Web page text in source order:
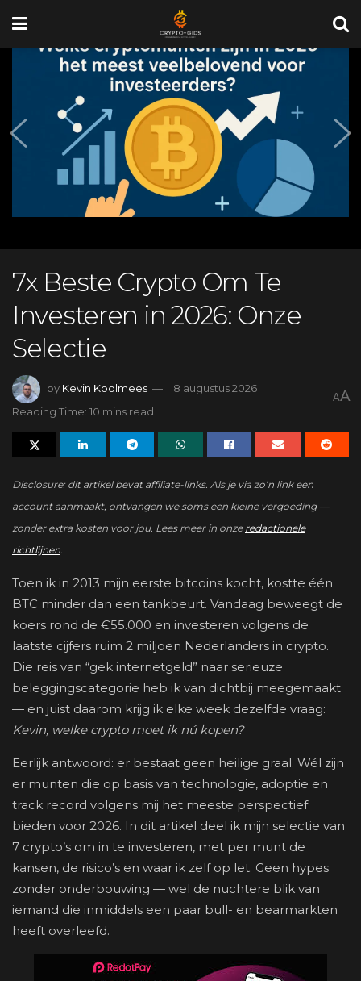
7x Beste Crypto Om Te
Investeren in 2026: Onze
Selectie
by Kevin Koolmees
8 augustus 2026
Reading Time: 10 mins read
AA
Disclosure: dit artikel bevat affiliate-links. Als je via zo’n link een
account aanmaakt, ontvangen we soms een kleine vergoeding —
zonder extra kosten voor jou. Lees meer in onze redactionele
richtlijnen.
Toen ik in 2013 mijn eerste bitcoins kocht, kostte één
BTC minder dan een tankbeurt. Vandaag beweegt de
koers rond de €55.000 en investeren volgens de
laatste cijfers ruim 2 miljoen Nederlanders in crypto.
Die reis van “gek internetgeld” naar serieuze
beleggingscategorie heb ik van dichtbij meegemaakt
— en juist daarom krijg ik elke week dezelfde vraag:
Kevin, welke crypto moet ik nú kopen?
Eerlijk antwoord: er bestaat geen heilige graal. Wél zijn
er munten die op basis van technologie, adoptie en
track record volgens mij het meeste perspectief
bieden voor 2026. In dit artikel deel ik mijn selectie van
7 crypto’s om in te investeren, met per munt de
kansen, de risico’s en waar ik zelf op let. Geen hypes
zonder onderbouwing — wel de nuchtere blik van
iemand die inmiddels een paar bull- en bearmarkten
heeft overleefd.